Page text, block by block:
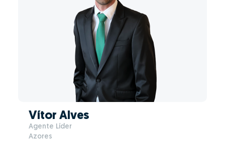
Vítor Alves
Agente Líder
Azores